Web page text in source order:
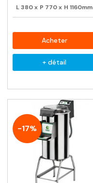
L380x P 770x H 1160mm
Acheter
+ détail
-17%